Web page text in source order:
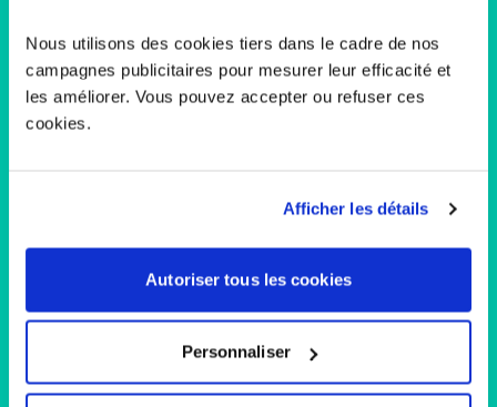
Nous utilisons des cookies tiers dans le cadre de nos
campagnes publicitaires pour mesurer leur efficacité et
les améliorer. Vous pouvez accepter ou refuser ces
cookies.
Afficher les détails
Autoriser tous les cookies
Personnaliser
réseaux solidaires ou à l’occasion de nos collectes solidaires de
défavorisés.
Votre appareil n’est pas réparable et vous souhaitez le
remplacer en en achetant un nouveau :
équipements usagés en magasin ou à la livraison, à l’occasion de
l’achat d’un équipement neuf : c’est la reprise « 1 pour 1 ».
Votre appareil n’est pas réparable et vous n’en rachetez pas
à votre disposition des bacs de recyclage en libre accès pour les
petits équipements (moins de 25 cm de diagonale) : c’est la
Toulouse, vous pouvez aussi déposer votre appareil à l’occasion
d’une de nos collectes solidaires de quartier.